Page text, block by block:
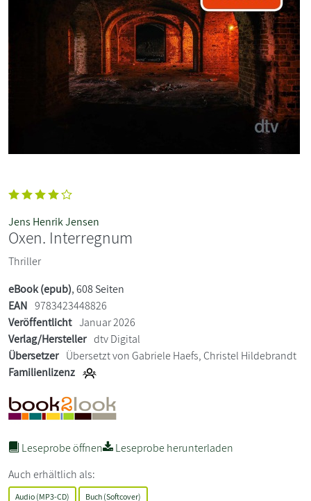
Jens Henrik Jensen
Oxen. Interregnum
Thriller
eBook (epub), 608 Seiten
EAN 9783423448826
Veröffentlicht Januar 2026
Verlag/Hersteller dtv Digital
Übersetzer Übersetzt von Gabriele Haefs, Christel Hildebrandt
Familienlizenz
Leseprobe öffnen
Leseprobe herunterladen
Auch erhältlich als:
Audio (MP3-CD)
Buch (Softcover)